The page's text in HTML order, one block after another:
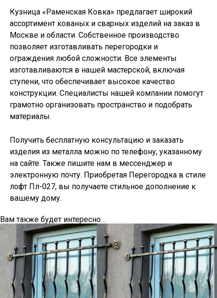
Кузница «Раменская Ковка» предлагает широкий
ассортимент кованых и сварных изделий на заказ в
Москве и области. Собственное производство
позволяет изготавливать перегородки и
ограждения любой сложности. Все элементы
изготавливаются в нашей мастерской, включая
ступени, что обеспечивает высокое качество
конструкции. Специалисты нашей компании помогут
грамотно организовать пространство и подобрать
материалы.
Получить бесплатную консультацию и заказать
изделия из металла можно по телефону, указанному
на сайте. Также пишите нам в мессенджер и
электронную почту. Приобретая Перегородка в стиле
лофт Пл-027, вы получаете стильное дополнение к
вашему дому.
Вам также будет интересно…